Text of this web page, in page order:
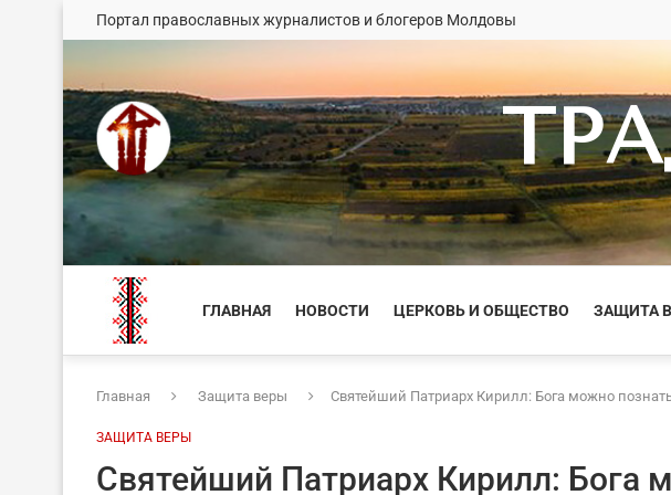
Портал православных журналистов и блогеров Молдовы
ГЛАВНАЯ НОВОСТИ ЦЕРКОВЬ И ОБЩЕСТВО ЗАЩИТА
Главная Защита веры Святейший Патриарх Кирилл: Бога можно
ЗАЩИТА ВЕРЫ
Святейший Патриарх Кирилл: Бога